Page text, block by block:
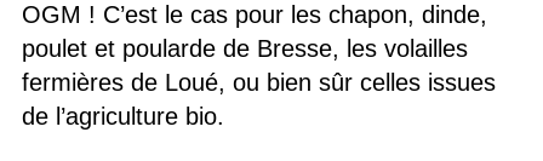
OGM ! C’est le cas pour les chapon, dinde,
poulet et poularde de Bresse, les volailles
fermières de Loué, ou bien sûr celles issues
de l’agriculture bio.